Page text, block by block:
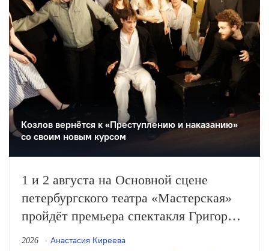
Козлов вернётся к «Преступлению и наказанию»
со своим новым курсом
1 и 2 августа на Основной сцене
петербургского театра «Мастерская»
пройдёт премьера спектакля Григория
Козлова «Преступление и наказание»,
2026
Анастасия Киреева